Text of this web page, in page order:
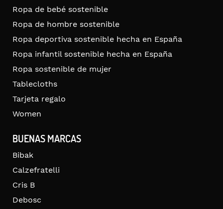
Ropa de bebé sostenible
Ropa de hombre sostenible
Ropa deportiva sostenible hecha en España
Ropa infantil sostenible hecha en España
Ropa sostenible de mujer
Tablecloths
Tarjeta regalo
Women
BUENAS MARCAS
Bibak
Calzefratelli
Cris B
Debosc